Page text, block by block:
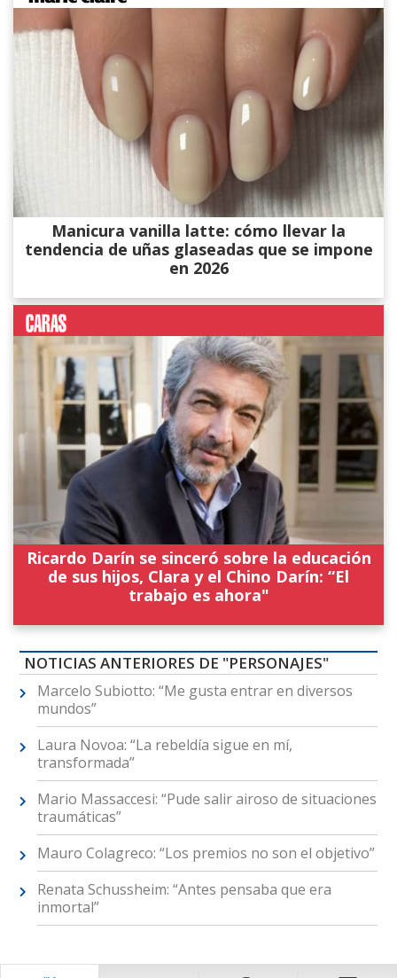
Manicura vanilla latte: cómo llevar la
tendencia de uñas glaseadas que se impone
en 2026
Ricardo Darín se sinceró sobre la educación
de sus hijos, Clara y el Chino Darín: “El
trabajo es ahora"
NOTICIAS ANTERIORES DE "PERSONAJES"
Marcelo Subiotto: “Me gusta entrar en diversos
mundos”
Laura Novoa: “La rebeldía sigue en mí,
transformada”
Mario Massaccesi: “Pude salir airoso de situaciones
traumáticas”
Mauro Colagreco: “Los premios no son el objetivo”
Renata Schussheim: “Antes pensaba que era
inmortal”